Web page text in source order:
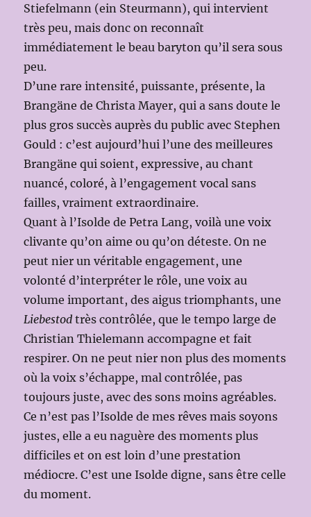
Stiefelmann (ein Steurmann), qui intervient
très peu, mais donc on reconnaît
immédiatement le beau baryton qu’il sera sous
peu.
D’une rare intensité, puissante, présente, la
Brangäne de Christa Mayer, qui a sans doute le
plus gros succès auprès du public avec Stephen
Gould : c’est aujourd’hui l’une des meilleures
Brangäne qui soient, expressive, au chant
nuancé, coloré, à l’engagement vocal sans
failles, vraiment extraordinaire.
Quant à l’Isolde de Petra Lang, voilà une voix
clivante qu’on aime ou qu’on déteste. On ne
peut nier un véritable engagement, une
volonté d’interpréter le rôle, une voix au
volume important, des aigus triomphants, une
Liebestod très contrôlée, que le tempo large de
Christian Thielemann accompagne et fait
respirer. On ne peut nier non plus des moments
où la voix s’échappe, mal contrôlée, pas
toujours juste, avec des sons moins agréables.
Ce n’est pas l’Isolde de mes rêves mais soyons
justes, elle a eu naguère des moments plus
difficiles et on est loin d’une prestation
médiocre. C’est une Isolde digne, sans être celle
du moment.